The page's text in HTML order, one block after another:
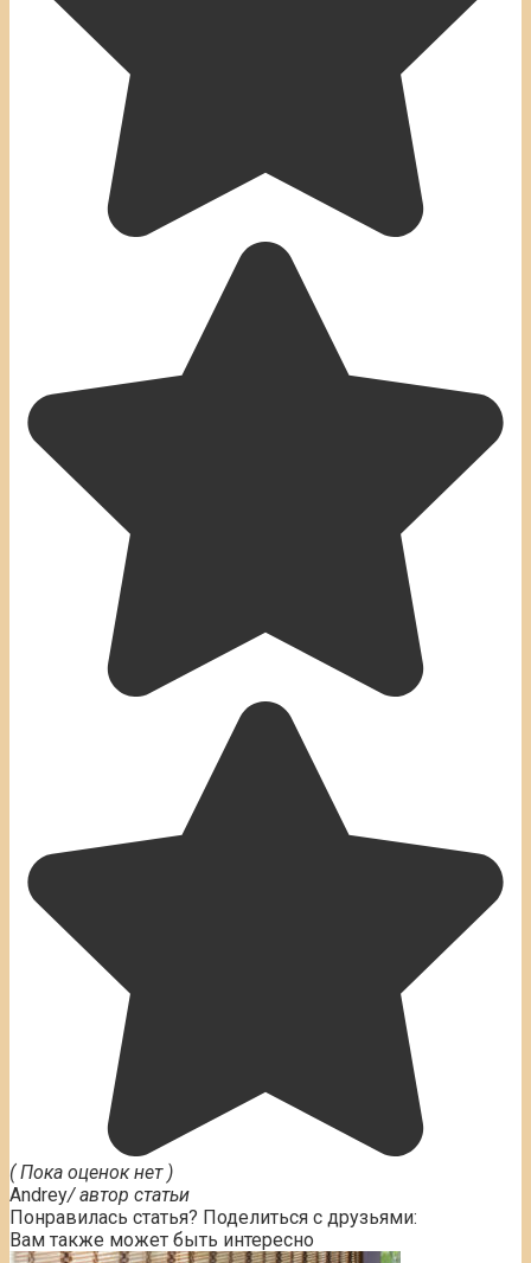
( Пока оценок нет )
Andrey/ автор статьи
Понравилась статья? Поделиться с друзьями:
Вам также может быть интересно